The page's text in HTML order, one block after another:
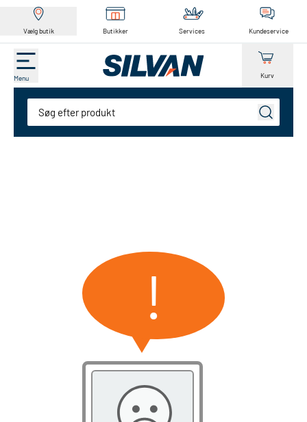
Vælg butik Butikker Services Kundeservice
Menu Kurv
Søg
!